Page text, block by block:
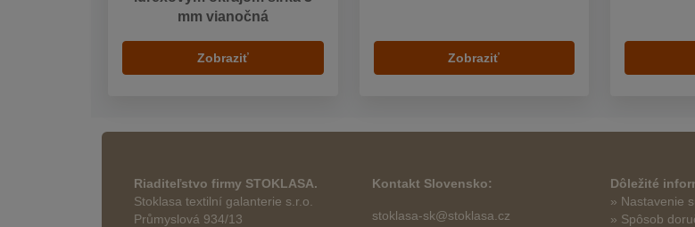
mm vianočná
Zobraziť Zobraziť
Riaditeľstvo firmy STOKLASA.
Stoklasa textilní galanterie s.r.o.
Průmyslová 934/13
Kontakt Slovensko:
stoklasa-sk@stoklasa.cz
Dôležité
» Nastavenie
» Spôsob